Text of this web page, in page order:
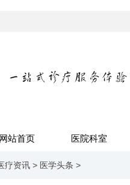
网站首页 医院科室
疗资讯 > 医学头条 >